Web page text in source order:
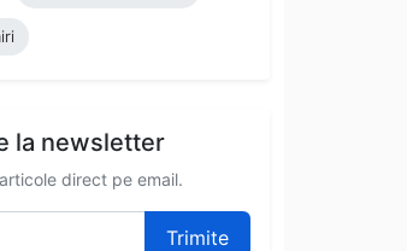
la newsletter
direct pe email.
Trimite